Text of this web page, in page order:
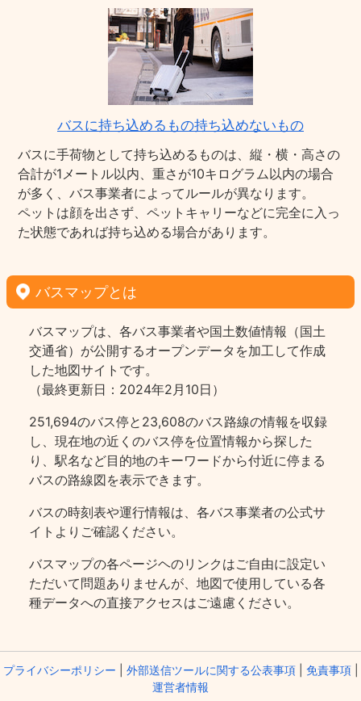
バスに持ち込めるもの持ち込めないもの
バスに手荷物として持ち込めるものは、縦・横・高さの
合計が1メートル以内、重さが10キログラム以内の場合
が多く、バス事業者によってルールが異なります。
ペットは顔を出さず、ペットキャリーなどに完全に入っ
た状態であれば持ち込める場合があります。
バスマップとは
バスマップは、各バス事業者や国土数値情報（国土
交通省）が公開するオープンデータを加工して作成
した地図サイトです。
（最終更新日：2024年2月10日）
251,694のバス停と23,608のバス路線の情報を収録
し、現在地の近くのバス停を位置情報から探した
り、駅名など目的地のキーワードから付近に停まる
バスの路線図を表示できます。
バスの時刻表や運行情報は、各バス事業者の公式サ
イトよりご確認ください。
バスマップの各ページヘのリンクはご自由に設定い
ただいて問題ありませんが、地図で使用している各
種データへの直接アクセスはご遠慮ください。
プライバシーポリシー 外部送信ツールに関する公表事項| 免責事項|
運営者情報